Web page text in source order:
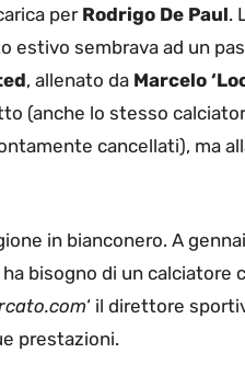
perRodrigo De Paul.
estivo sembrava ad un
, allenato da Marcelo
(anche lo stesso
cancellati), ma
in bianconero. A
ha bisogno di un calciatore
‘ il direttore
prestazioni.